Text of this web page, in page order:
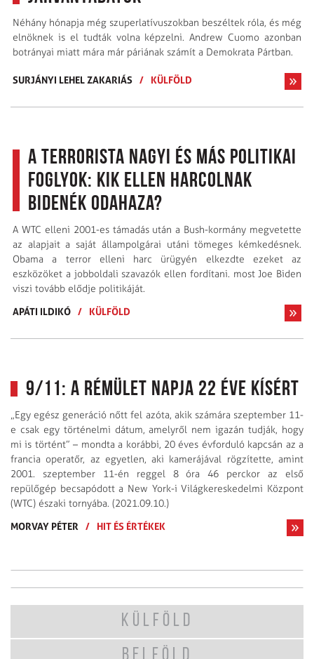
Néhány hónapja még szuperlatívuszokban beszéltek róla, és még
elnöknek is el tudták volna képzelni. Andrew Cuomo azonban
botrányai miatt mára már páriának számít a Demokrata Pártban.
SURJÁNYI LEHEL ZAKARIÁS / KÜLFÖLD
A terrorista nagyi és más politikai
foglyok: kik ellen harcolnak
Bidenék odahaza?
A WTC elleni 2001-es támadás után a Bush-kormány megvetette
az alapjait a saját állampolgárai utáni tömeges kémkedésnek.
Obama a terror elleni harc ürügyén elkezdte ezeket az
eszközöket a jobboldali szavazó­k ellen fordítani. most Joe Biden
viszi tovább elődje politikáját.
APÁTI ILDIKÓ / KÜLFÖLD
9/11: A rémület napja 22 éve kísért
„Egy egész generáció nőtt fel azóta, akik számára szeptember 11-
e csak egy történelmi dátum, amelyről nem igazán tudják, hogy
mi is történt” – mondta a korábbi, 20 éves évforduló kapcsán az a
francia operatőr, az egyetlen, aki kamerájával rögzítette, amint
2001. szeptember 11-én reggel 8 óra 46 perckor az első
repülőgép becsapódott a New York-i Világkereskedelmi Központ
(WTC) északi tornyába. (2021.09.10.)
MORVAY PÉTER
/ HIT ÉS ÉRTÉKEK
KÜLFÖLD